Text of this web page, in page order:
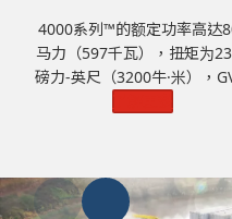
4000系列™的额定功率高达
马力（597千瓦），扭矩为
磅力-英尺（3200牛·米），